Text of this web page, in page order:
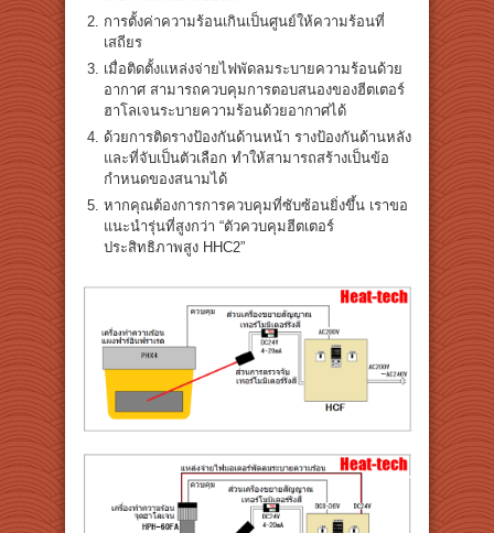
การตั้งค่าความร้อนเกินเป็นศูนย์ให้ความร้อนที่
เสถียร
เมื่อติดตั้งแหล่งจ่ายไฟพัดลมระบายความร้อนด้วย
อากาศ สามารถควบคุมการตอบสนองของฮีตเตอร์
ฮาโลเจนระบายความร้อนด้วยอากาศได้
ด้วยการติดรางป้องกันด้านหน้า รางป้องกันด้านหลัง
และที่จับเป็นตัวเลือก ทำให้สามารถสร้างเป็นข้อ
กำหนดของสนามได้
หากคุณต้องการการควบคุมที่ซับซ้อนยิ่งขึ้น เราขอ
แนะนำรุ่นที่สูงกว่า “ตัวควบคุมฮีตเตอร์
ประสิทธิภาพสูง HHC2”